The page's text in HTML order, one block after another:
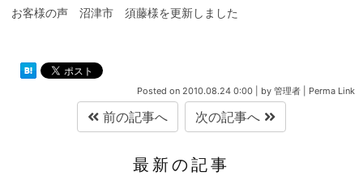
お客様の声 沼津市 須藤様を更新しました
Posted on 2010.08.24 0:00 by 管理者 Perma Link
前の記事へ 次の記事へ
最新の記事